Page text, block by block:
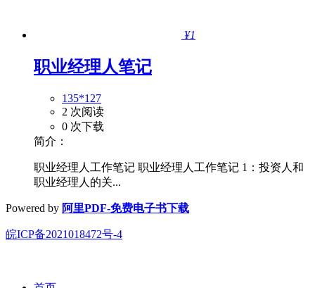
¥1
职业经理人笔记
135*127
2 次阅读
0 次下载
简介：
职业经理人工作笔记 职业经理人工作笔记 1：投资人和
职业经理人的关...
Powered by 阿里PDF-免费电子书下载
皖ICP备2021018472号-4